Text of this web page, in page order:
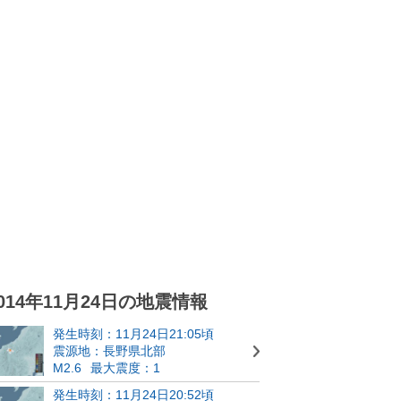
年11月24日の地震情報
発生時刻：11月24日21:05頃
震源地：長野県北部
M2.6
最大震度：1
発生時刻：11月24日20:52頃